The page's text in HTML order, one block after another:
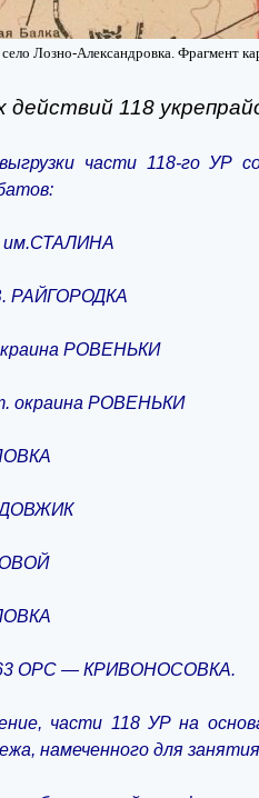
Лозно-Александровка. Фрагмент
118
части 118-го УР
им.СТАЛИНА
РАЙГОРОДКА
РОВЕНЬКИ
окраина РОВЕНЬКИ
ОРС — КРИВОНОСОВКА.
части 118 УР на
намеченного для